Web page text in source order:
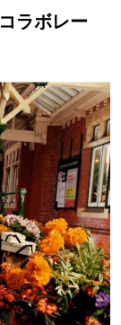
ラボレー